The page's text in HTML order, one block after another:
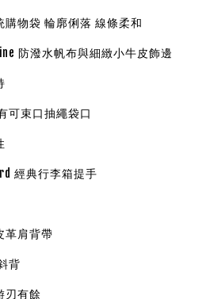
物袋 輪廓俐落 線條柔和
防潑水帆布與細緻小牛皮飾邊
可束口抽繩袋口
經典行李箱提手
革肩背帶
背
刃有餘